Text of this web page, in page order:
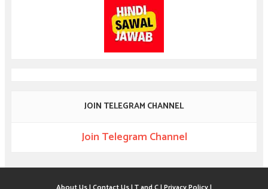
JOIN TELEGRAM CHANNEL
Join Telegram Channel